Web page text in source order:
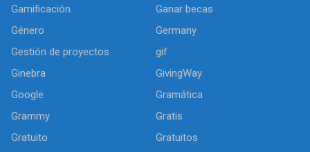
Gamificación
Ganar becas
Género
Germany
Gestión de proyectos
gif
Ginebra
GivingWay
Google
Gramática
Grammy
Gratis
Gratuito
Gratuitos